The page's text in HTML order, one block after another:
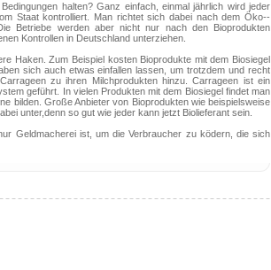
halten? Ganz einfach, einmal jährlich wird jeder
Staat kontrolliert. Man richtet sich dabei nach dem Öko--
Betriebe werden aber nicht nur nach den Bioprodukten
Kontrollen in Deutschland unterziehen.
Haken. Zum Beispiel kosten Bioprodukte mit dem Biosiegel
sich auch etwas einfallen lassen, um trotzdem und recht
zu ihren Milchprodukten hinzu. Carrageen ist ein
geführt. In vielen Produkten mit dem Biosiegel findet man
bilden. Große Anbieter von Bioprodukten wie beispielsweise
unter,denn so gut wie jeder kann jetzt Biolieferant sein.
Geldmacherei ist, um die Verbraucher zu ködern, die sich